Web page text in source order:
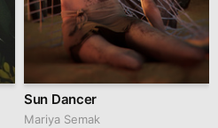
Sun Dancer
Mariya Semak